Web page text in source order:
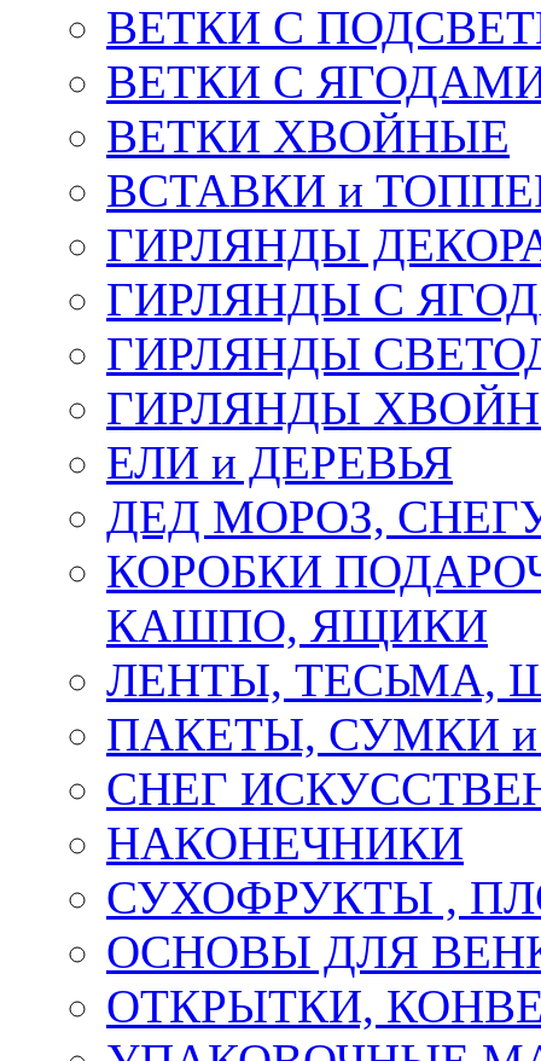
ВЕТКИ С
ВЕТКИ С
ВЕТКИ ХВОЙНЫЕ
ВСТАВКИ и
ГИРЛЯНДЫ
ГИРЛЯНДЫ С
ГИРЛЯНДЫ
ГИРЛЯНДЫ
ЕЛИ и ДЕРЕВЬЯ
ДЕД МОРОЗ,
КОРОБКИ
КАШПО, ЯЩИКИ
ЛЕНТЫ, ТЕСЬМА,
ПАКЕТЫ, СУМКИ
СНЕГ
НАКОНЕЧНИКИ
СУХОФРУКТЫ ,
ОСНОВЫ ДЛЯ
ОТКРЫТКИ,